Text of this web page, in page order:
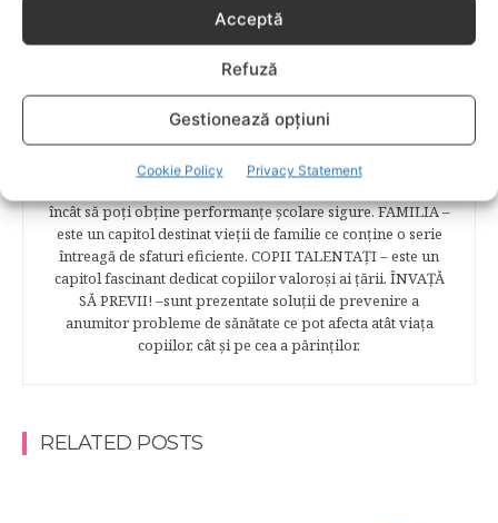
Acceptă
Refuză
Gestionează opțiuni
Cookie Policy Privacy Statement
ANIŞOR – este un capitol destinat îngrijirii sugarului.
Alăptarea, scorul Apgar, îngrijirea bontului ombilical,
captivante subcategorii. COPILUL 1-6 ANI – este un capitol
dedicat creşterii şi îngrijirii copilului din primul an şi până
la vârsta şcolară. Mămicile vor reuşi să afle cum anume să
se descurce cu propriul copil, cum să îl îngrijească în aşa fel
încât să crească perfect sănătos. EDUCAŢIE – este un capitol
încât să poţi obţine performanţe şcolare sigure. FAMILIA –
este un capitol destinat vieţii de familie ce conţine o serie
întreagă de sfaturi eficiente. COPII TALENTAŢI – este un
capitol fascinant dedicat copiilor valoroși ai țării. ÎNVAŢĂ
SĂ PREVII! –sunt prezentate soluţii de prevenire a
anumitor probleme de sănătate ce pot afecta atât viaţa
copiilor, cât şi pe cea a părinţilor.
RELATED POSTS